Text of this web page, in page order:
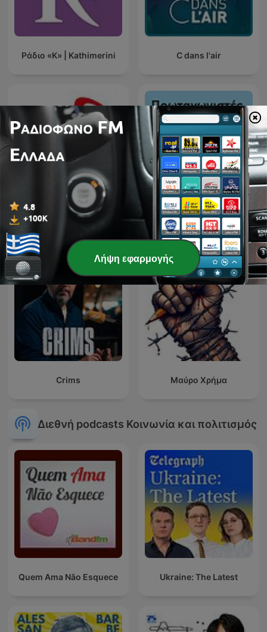
Ράδιο «Κ» | Kathimerini C dans l'air
Citizen @ Best 92.6
Πρωταγωνιστές με τον
Σταύρο Θεοδωράκη
Crims Μαύρο Χρήμα
Διεθνή podcasts Κοινωνία και πολιτισμός
Quem Ama Não Esquece Ukraine: The Latest
Λήψη εφαρμογής